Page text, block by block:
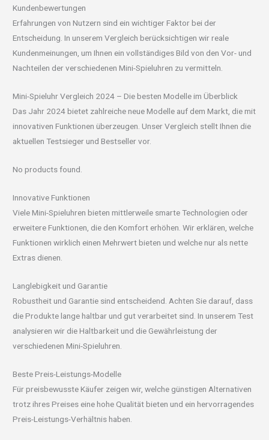
Kundenbewertungen
Erfahrungen von Nutzern sind ein wichtiger Faktor bei der
Entscheidung. In unserem Vergleich berücksichtigen wir reale
Kundenmeinungen, um Ihnen ein vollständiges Bild von den Vor- und
Nachteilen der verschiedenen Mini-Spieluhren zu vermitteln.
Mini-Spieluhr Vergleich 2024 – Die besten Modelle im Überblick
Das Jahr 2024 bietet zahlreiche neue Modelle auf dem Markt, die mit
innovativen Funktionen überzeugen. Unser Vergleich stellt Ihnen die
aktuellen Testsieger und Bestseller vor.
No products found.
Innovative Funktionen
Viele Mini-Spieluhren bieten mittlerweile smarte Technologien oder
erweitere Funktionen, die den Komfort erhöhen. Wir erklären, welche
Funktionen wirklich einen Mehrwert bieten und welche nur als nette
Extras dienen.
Langlebigkeit und Garantie
Robustheit und Garantie sind entscheidend. Achten Sie darauf, dass
die Produkte lange haltbar und gut verarbeitet sind. In unserem Test
analysieren wir die Haltbarkeit und die Gewährleistung der
verschiedenen Mini-Spieluhren.
Beste Preis-Leistungs-Modelle
Für preisbewusste Käufer zeigen wir, welche günstigen Alternativen
trotz ihres Preises eine hohe Qualität bieten und ein hervorragendes
Preis-Leistungs-Verhältnis haben.